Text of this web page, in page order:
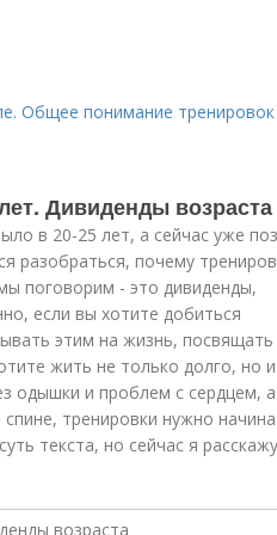
Общее понимание тренировок
Дивиденды возраста
в 20-25 лет, а сейчас уже
разобраться, почему
поговорим - это дивиденды,
если вы хотите добиться
этим на жизнь, посвящать
жить не только долго, но и
одышки и проблем с сердцем, а
тренировки нужно
текста, но сейчас я расскажу